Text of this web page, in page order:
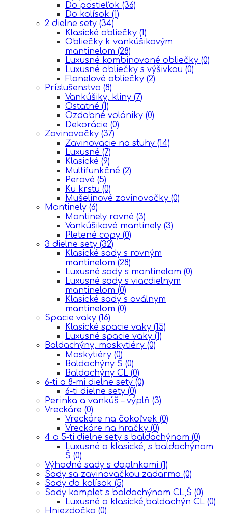
Do postieľok (36)
Do kolísok (1)
2 dielne sety (34)
Klasické obliečky (1)
Obliečky k vankúšikovým
mantinelom (28)
Luxusné kombinované obliečky (0)
Luxusné obliečky s výšivkou (0)
Flanelové obliečky (2)
Príslušenstvo (8)
Vankúšiky, kliny (7)
Ostatné (1)
Ozdobné volániky (0)
Dekorácie (0)
Zavinovačky (37)
Zavinovacie na stuhy (14)
Luxusné (7)
Klasické (9)
Multifunkčné (2)
Perové (5)
Ku krstu (0)
Mušelinové zavinovačky (0)
Mantinely (6)
Mantinely rovné (3)
Vankúšikové mantinely (3)
Pletené copy (0)
3 dielne sety (32)
Klasické sady s rovným
mantinelom (28)
Luxusné sady s mantinelom (0)
Luxusné sady s viacdielnym
mantinelom (0)
Klasické sady s oválnym
mantinelom (0)
Spacie vaky (16)
Klasické spacie vaky (15)
Luxusné spacie vaky (1)
Baldachýny, moskytiéry (0)
Moskytiéry (0)
Baldachýny Š (0)
Baldachýny CL (0)
6-ti a 8-mi dielne sety (0)
6-ti dielne sety (0)
Perinka a vankúš – výplň (3)
Vreckáre (0)
Vreckáre na čokoľvek (0)
Vreckáre na hračky (0)
4 a 5-ti dielne sety s baldachýnom (0)
Luxusné a klasické, s baldachýnom
Š (0)
Výhodné sady s doplnkami (1)
Sady sa zavinovačkou zadarmo (0)
Sady do kolísok (5)
Sady komplet s baldachýnom CL,Š (0)
Luxusné a klasické,baldachýn CL (0)
Hniezdočka (0)